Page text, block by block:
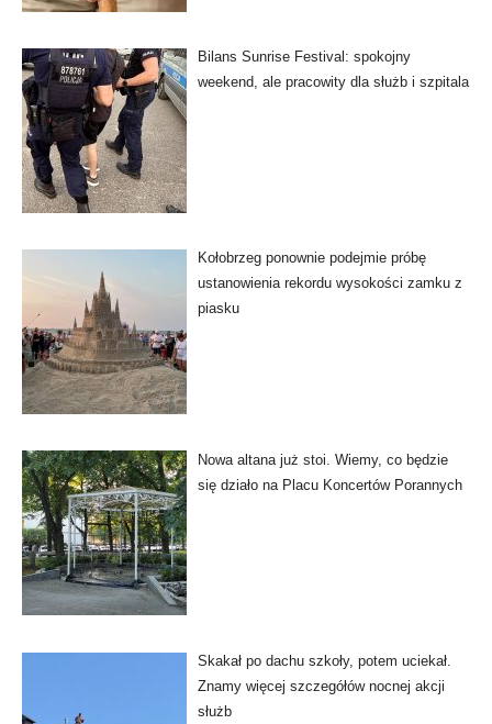
Bilans Sunrise Festival: spokojny
weekend, ale pracowity dla służb i szpitala
Kołobrzeg ponownie podejmie próbę
ustanowienia rekordu wysokości zamku z
piasku
Nowa altana już stoi. Wiemy, co będzie
się działo na Placu Koncertów Porannych
Skakał po dachu szkoły, potem uciekał.
Znamy więcej szczegółów nocnej akcji
służb